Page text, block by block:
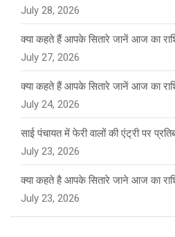
July 28, 2026
क्या कहते हैं आपके सितारे जानें आज का
July 27, 2026
क्या कहते हैं आपके सितारे जानें आज का
July 24, 2026
साई पंचायत में फेरी वालों की एंट्री पर
July 23, 2026
क्या कहते है आपके सितारे जाने आज का
July 23, 2026